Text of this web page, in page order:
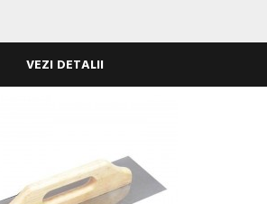
VEZI DETALII